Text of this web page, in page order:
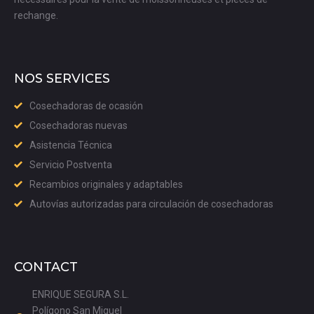
rechange.
NOS SERVICES
Cosechadoras de ocasión
Cosechadoras nuevas
Asistencia Técnica
Servicio Postventa
Recambios originales y adaptables
Autovías autorizadas para circulación de cosechadoras
CONTACT
ENRIQUE SEGURA S.L.
Polígono San Miguel